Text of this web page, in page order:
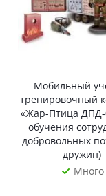
Мобильный
тренировочный
«Жар-Птица ДПД-
обучения
добровольных
дружин)
Много